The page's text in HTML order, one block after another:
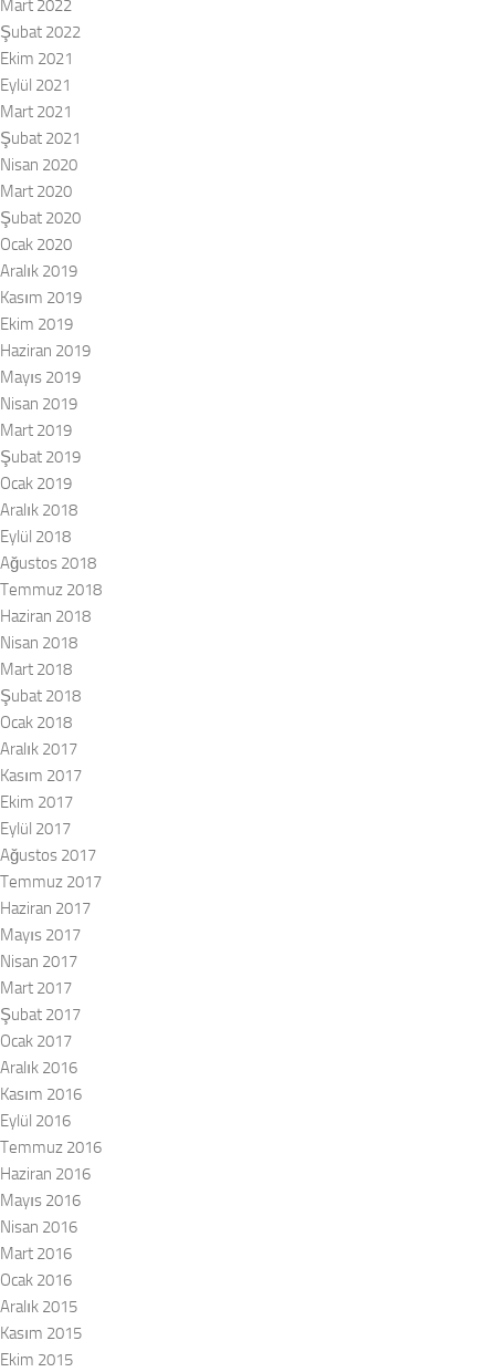
Mart 2022
Şubat 2022
Ekim 2021
Eylül 2021
Mart 2021
Şubat 2021
Nisan 2020
Mart 2020
Şubat 2020
Ocak 2020
Aralık 2019
Kasım 2019
Ekim 2019
Haziran 2019
Mayıs 2019
Nisan 2019
Mart 2019
Şubat 2019
Ocak 2019
Aralık 2018
Eylül 2018
Ağustos 2018
Temmuz 2018
Haziran 2018
Nisan 2018
Mart 2018
Şubat 2018
Ocak 2018
Aralık 2017
Kasım 2017
Ekim 2017
Eylül 2017
Ağustos 2017
Temmuz 2017
Haziran 2017
Mayıs 2017
Nisan 2017
Mart 2017
Şubat 2017
Ocak 2017
Aralık 2016
Kasım 2016
Eylül 2016
Temmuz 2016
Haziran 2016
Mayıs 2016
Nisan 2016
Mart 2016
Ocak 2016
Aralık 2015
Kasım 2015
Ekim 2015